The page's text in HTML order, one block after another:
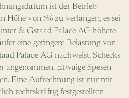
ist der Betrieb
Höhe von 5% zu verlangen, es sei
& Gstaad Palace AG höhere
eine geringere Belastung von
Palace AG nachweist. Schecks
angenommen. Etwaige Spesen
Eine Aufrechnung ist nur mit
rechtskräftig festgestellten